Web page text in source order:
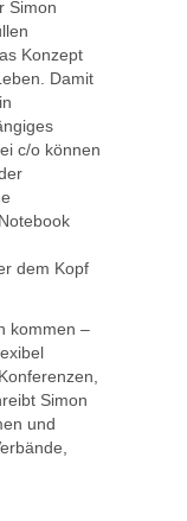
Simon
Konzept
Damit
c/o können
dem Kopf
kommen –
Simon
und